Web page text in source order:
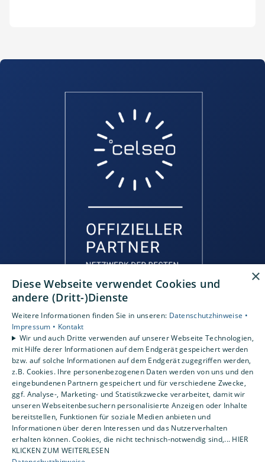
⸻ starkes Netzwerk
Wir sind Teil der
führenden Kooperation
in der Gebäudetechnik
×
Diese Webseite verwendet Cookies und
andere (Dritt-)Dienste
Weitere Informationen finden Sie in unseren: Datenschutzhinweise •
Impressum • Kontakt
Wir und auch Dritte verwenden auf unserer Webseite Technologien,
mit Hilfe derer Informationen auf dem Endgerät gespeichert werden
bzw. auf solche Informationen auf dem Endgerät zugegriffen werden,
z.B. Cookies. Ihre personenbezogenen Daten werden von uns und den
eingebundenen Partnern gespeichert und für verschiedene Zwecke,
ggf. Analyse-, Marketing- und Statistikzwecke verarbeitet, damit wir
unseren Webseitenbesuchern personalisierte Anzeigen oder Inhalte
bereitstellen, Funktionen für soziale Medien anbieten und
Informationen über deren Interessen und das Nutzerverhalten
erhalten können. Cookies, die nicht technisch-notwendig sind,... HIER
KLICKEN ZUM WEITERLESEN